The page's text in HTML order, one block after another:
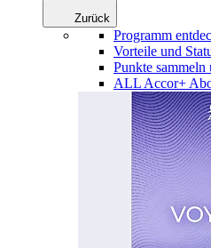
Zurück
Programm
Vorteile und
Punkte sammeln
ALL Accor+